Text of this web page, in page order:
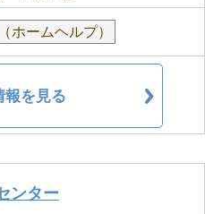
ホームヘルプ）
報を見る
ンター